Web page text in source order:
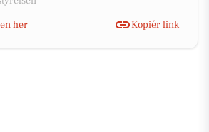
her
Kopiér link